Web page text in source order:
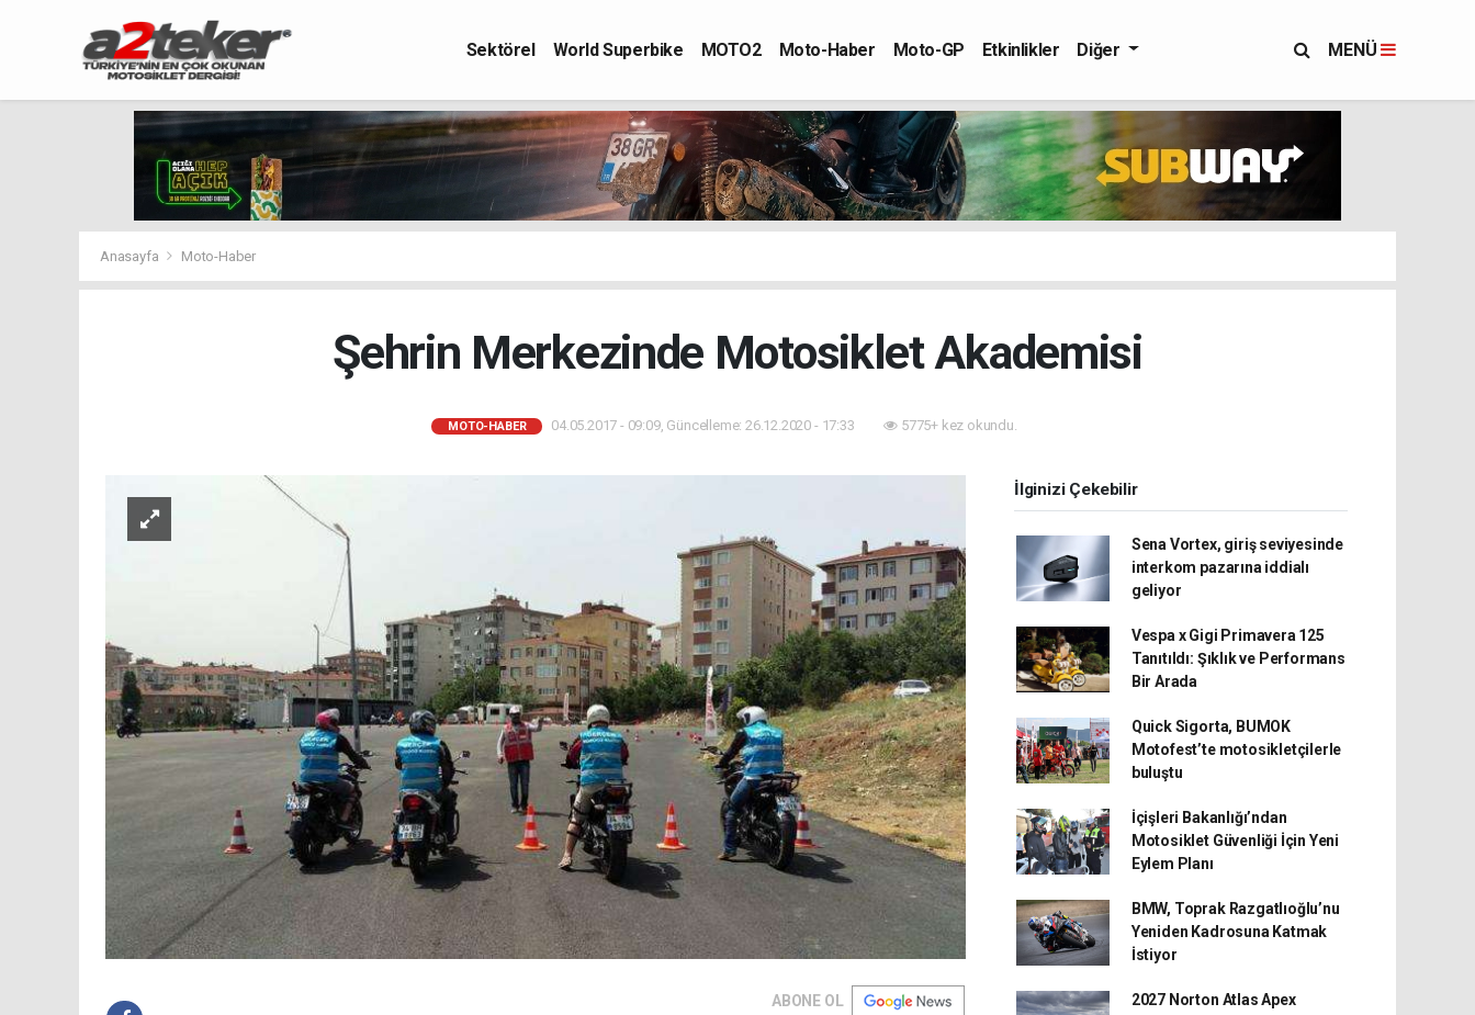
Sektörel World Superbike MOTO2 Moto-Haber Moto-GP Etkinlikler Diğer MENÜ
Anasayfa Moto-Haber
Şehrin Merkezinde Motosiklet Akademisi
MOTO-HABER 04.05.2017 - 09:09, Güncelleme: 26.12.2020 - 17:33 5775+ kez okundu.
ABONE OL
İlginizi Çekebilir
Sena Vortex, giriş seviyesinde
interkom pazarına iddialı
geliyor
Vespa x Gigi Primavera 125
Tanıtıldı: Şıklık ve Performans
Bir Arada
Quick Sigorta, BUMOK
Motofest’te motosikletçilerle
buluştu
İçişleri Bakanlığı’ndan
Motosiklet Güvenliği İçin Yeni
Eylem Planı
BMW, Toprak Razgatlıoğlu’nu
Yeniden Kadrosuna Katmak
İstiyor
2027 Norton Atlas Apex